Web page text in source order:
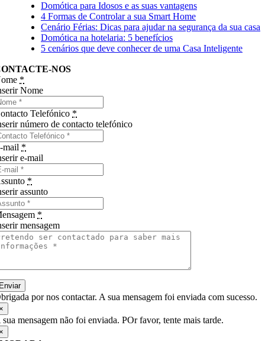
Domótica para Idosos e as suas vantagens
4 Formas de Controlar a sua Smart Home
Cenário Férias: Dicas para ajudar na segurança da sua casa
Domótica na hotelaria: 5 benefícios
5 cenários que deve conhecer de uma Casa Inteligente
NOS
*
Nome
Telefónico *
número de contacto telefónico
mail *
e-mail
*
assunto
*
mensagem
por nos contactar. A sua mensagem foi enviada com sucesso.
sua mensagem não foi enviada. POr favor, tente mais tarde.